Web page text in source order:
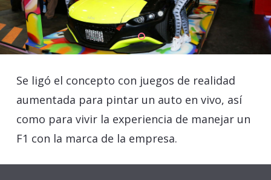
Se ligó el concepto con juegos de realidad
aumentada para pintar un auto en vivo, así
como para vivir la experiencia de manejar un
F1 con la marca de la empresa.